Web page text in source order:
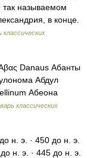
называемом
в конце.
классических
Danaus Абанты
Абдул
Абеона
классических
н. э. · 450 до н. э.
н. э. · 445 до н. э.